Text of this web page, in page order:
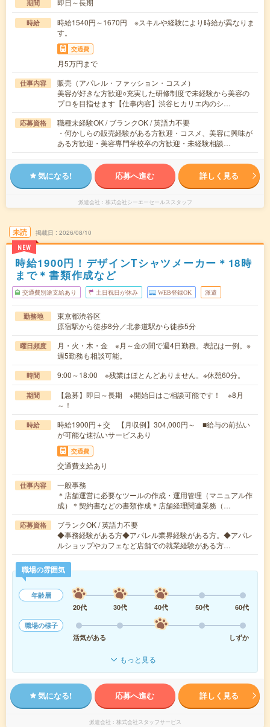
期間 即日～長期
時給
時給1540円～1670円 ※スキルや経験により時給が異なりま
す。
交通費
月5万円まで
仕事内容
販売（アパレル・ファッション・コスメ）
美容が好きな方歓迎○充実した研修制度で未経験から美容の
プロを目指せます【仕事内容】渋谷ヒカリエ内のシ…
応募資格
職種未経験OK / ブランクOK / 英語力不要
・何かしらの販売経験がある方歓迎・コスメ、美容に興味が
ある方歓迎・美容専門学校卒の方歓迎・未経験相談…
気になる! 応募へ進む 詳しく見る
派遣会社 株式会社シーエーセールススタッフ
未読
NEW
掲載日 2026/08/10
時給1900円！デザインTシャツメーカー＊18時
まで＊書類作成など
交通費別途支給あり 土日祝日が休み WEB登録OK 派遣
勤務地
東京都渋谷区
原宿駅から徒歩8分／北参道駅から徒歩5分
曜日頻度
月・火・木・金 ※月～金の間で週4日勤務。表記は一例。※
週5勤務も相談可能。
時間 9:00～18:00 ※残業はほとんどありません。※休憩60分。
期間
【急募】即日～長期 ※開始日はご相談可能です！ ※8月
～！
時給
時給1900円＋交 【月収例】304,000円～ ■給与の前払い
が可能な速払いサービスあり
交通費
交通費支給あり
仕事内容
一般事務
＊店舗運営に必要なツールの作成・運用管理（マニュアル作
成）＊契約書などの書類作成＊店舗経理関連業務（…
応募資格
ブランクOK / 英語力不要
◆事務経験がある方◆アパレル業界経験がある方。◆アパレ
ルショップやカフェなど店舗での就業経験がある方…
職場の雰囲気
年齢層
20代
30代 40代 50代
60代
職場の様子
活気がある
しずか
もっと見る
気になる! 応募へ進む 詳しく見る
派遣会社 株式会社スタッフサービス